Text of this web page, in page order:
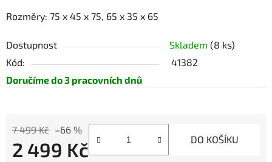
Rozměry: 75 x 45 x 75, 65 x 35 x 65
Dostupnost Skladem (8 ks)
Kód:
41382
Doručíme do 3 pracovních dnů
7 499 Kč –66 %
2 499 Kč DO KOŠÍKU